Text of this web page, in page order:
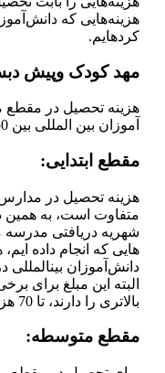
هزینه‌هایی که
کرده­ایم.
مهد کودک وپیش
هزینه تحصیل در مقطع
آموزان بین المللی بین 450 تا 1300 دلار در سال می­باشد.
مقطع ابتدایی:
هزینه تحصیل در مدارس
متفاوت است، به همین
شهریه دریافتی
هایی که انجام داده
البته این مبلغ برای
بالاتری را دارند، تا 70 هزار دلار کانادا هم افزایش می­یابد.
مقطع متوسطه: